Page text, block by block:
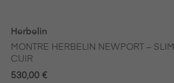
Herbelin
MONTRE HERBELIN NEWPORT –
CUIR
530,00 €